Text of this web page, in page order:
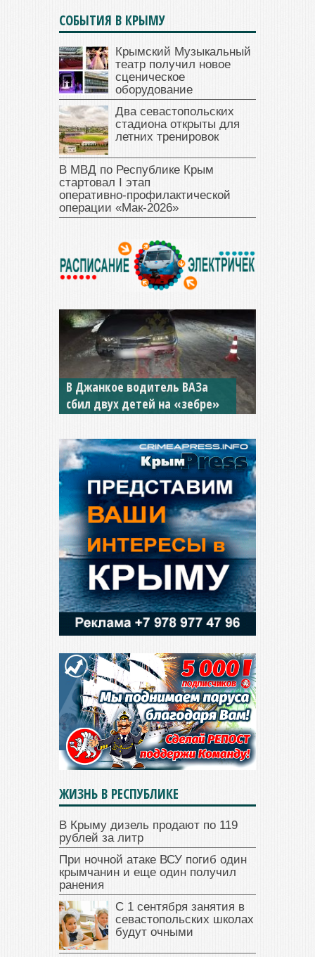
СОБЫТИЯ В КРЫМУ
Крымский Музыкальный
театр получил новое
сценическое
оборудование
Два севастопольских
стадиона открыты для
летних тренировок
В МВД по Республике Крым
стартовал I этап
оперативно‑профилактической
операции «Мак‑2026»
В Джанкое водитель ВАЗа
сбил двух детей на «зебре»
ЖИЗНЬ В РЕСПУБЛИКЕ
В Крыму дизель продают по 119
рублей за литр
При ночной атаке ВСУ погиб один
крымчанин и еще один получил
ранения
С 1 сентября занятия в
севастопольских школах
будут очными